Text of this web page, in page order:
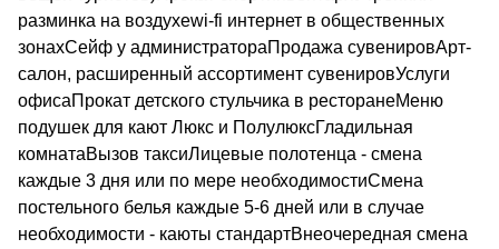
разминка на воздухеwi-fi интернет в общественных
зонахСейф у администратораПродажа сувенировАрт-
салон, расширенный ассортимент сувенировУслуги
офисаПрокат детского стульчика в ресторанеМеню
подушек для кают Люкс и ПолулюксГладильная
комнатаВызов таксиЛицевые полотенца - смена
каждые 3 дня или по мере необходимостиСмена
постельного белья каждые 5-6 дней или в случае
необходимости - каюты стандартВнеочередная смена